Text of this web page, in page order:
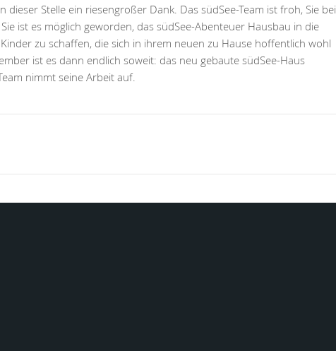
Stelle ein riesengroßer Dank. Das südSee-Team ist froh, Sie bei
ist es möglich geworden, das südSee-Abenteuer Hausbau in die
zu schaffen, die sich in ihrem neuen zu Hause hoffentlich wohl
ist es dann endlich soweit: das neu gebaute südSee-Haus
nimmt seine Arbeit auf.